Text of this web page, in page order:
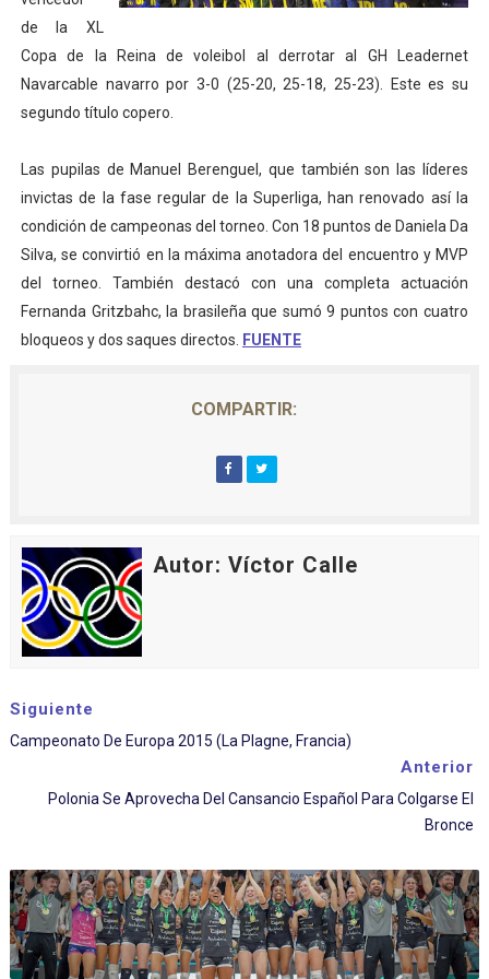
Athletes Unlimited Softball League 2026 - Las Utah
Mundial de piragüismo slalom 2026 (Oklahoma City,
Tour de Francia masculino 2026 - Tadej Pogacar
Mundial de Fórmula 1 2026 - Lando Norris consigue
Campeonato de Europa de high diving 2026 (París,
de la XL
Copa de la Reina de voleibol al derrotar al GH Leadernet
Navarcable navarro por 3-0 (25-20, 25-18, 25-23). Este es su
segundo título copero.
Las pupilas de Manuel Berenguel, que también son las líderes
invictas de la fase regular de la Superliga, han renovado así la
condición de campeonas del torneo. Con 18 puntos de Daniela Da
Silva, se convirtió en la máxima anotadora del encuentro y MVP
del torneo. También destacó con una completa actuación
Fernanda Gritzbahc, la brasileña que sumó 9 puntos con cuatro
bloqueos y dos saques directos.
FUENTE
COMPARTIR:
Autor: Víctor Calle
Siguiente
Campeonato De Europa 2015 (La Plagne, Francia)
Anterior
Polonia Se Aprovecha Del Cansancio Español Para Colgarse El
Bronce